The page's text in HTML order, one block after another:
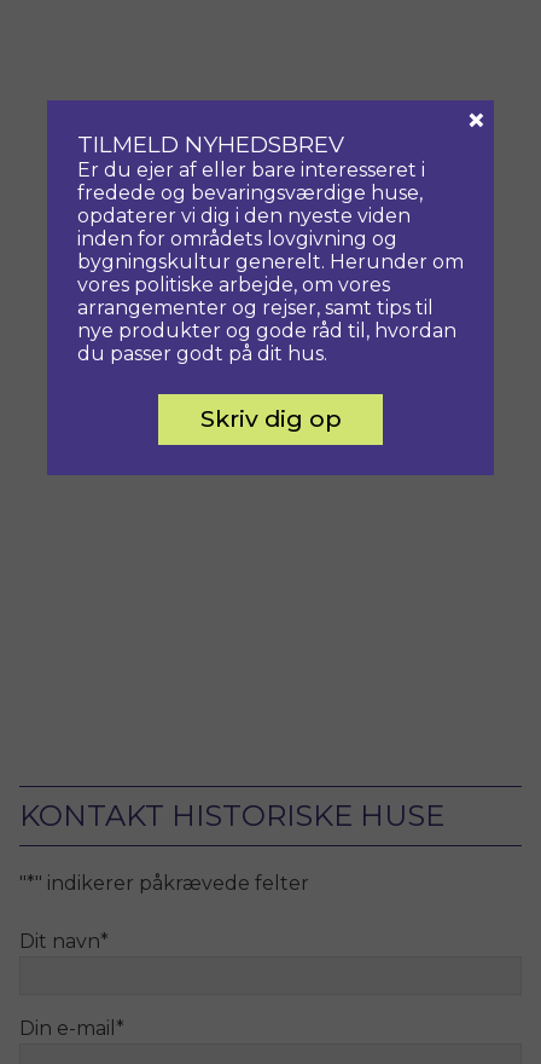
KONTAKT HISTORISKE HUSE
"*" indikerer påkrævede felter
Dit navn*
Din e-mail *
TILMELD NYHEDSBREV
Er du ejer af eller bare interesseret i
fredede og bevaringsværdige huse,
opdaterer vi dig i den nyeste viden
inden for områdets lovgivning og
bygningskultur generelt. Herunder om
vores politiske arbejde, om vores
arrangementer og rejser, samt tips til
nye produkter og gode råd til, hvordan
du passer godt på dit hus.
Skriv dig op
×